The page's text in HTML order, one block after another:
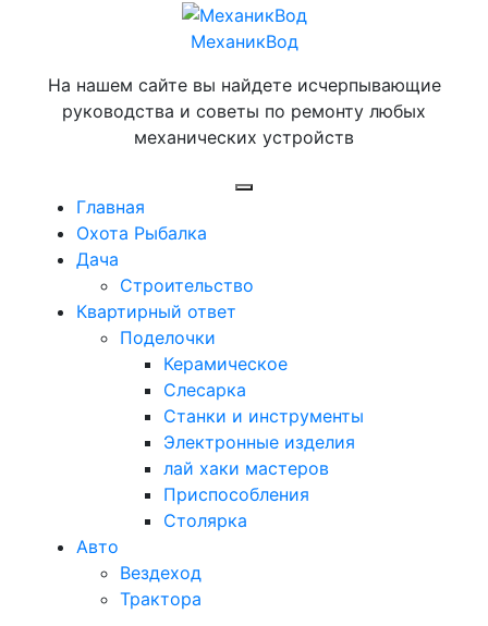
МеханикВод
На нашем сайте вы найдете исчерпывающие
руководства и советы по ремонту любых
механических устройств
Главная
Охота Рыбалка
Дача
Строительство
Квартирный ответ
Поделочки
Керамическое
Слесарка
Станки и инструменты
Электронные изделия
лай хаки мастеров
Приспособления
Столярка
Авто
Вездеход
Трактора